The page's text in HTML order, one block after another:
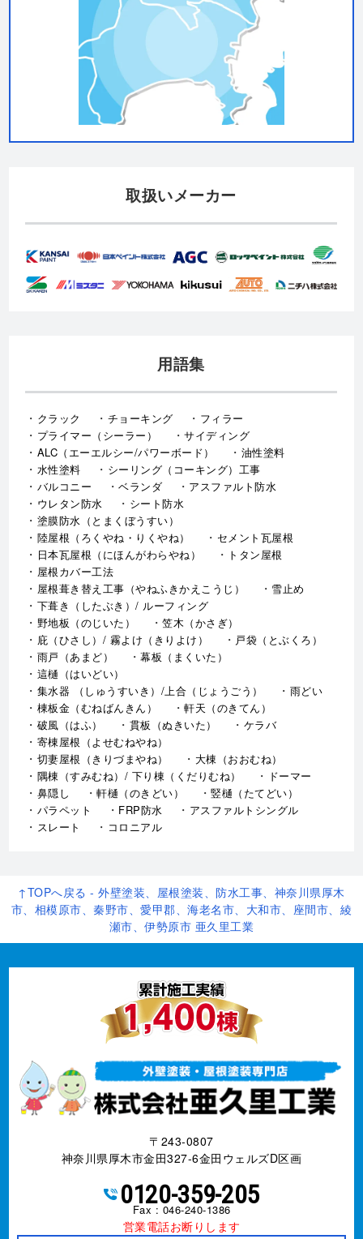
取扱いメーカー
用語集
クラック チョーキング
フィラー
プライマー（シーラー）
サイディング
ALC（エーエルシー/パワーボード）
油性塗料
水性塗料
シーリング（コーキング）工事
バルコニー
ベランダ
アスファルト防水
ウレタン防水
シート防水
塗膜防水（とまくぼうすい）
陸屋根（ろくやね・りくやね）
セメント瓦屋根
日本瓦屋根（にほんがわらやね）
トタン屋根
屋根カバー工法
屋根葺き替え工事（やねふきかえこうじ）
雪止め
下葺き（したぶき）/ ルーフィング
野地板（のじいた）
笠木（かさぎ）
庇（ひさし）/ 霧よけ（きりよけ）
戸袋（とぶくろ）
雨戸（あまど）
幕板（まくいた）
這樋（はいどい）
集水器 （しゅうすいき）/上合（じょうごう）
雨どい
棟板金（むねばんきん）
軒天（のきてん）
破風（はふ）
貫板（ぬきいた）
ケラバ
寄棟屋根（よせむねやね）
切妻屋根（きりづまやね）
大棟（おおむね）
隅棟（すみむね）/ 下り棟（くだりむね）
ドーマー
鼻隠し
軒樋（のきどい）
竪樋（たてどい）
パラペット
FRP防水
アスファルトシングル
スレート
コロニアル
↑TOPへ戻る - 外壁塗装、屋根塗装、防水工事、神奈川県厚木
市、相模原市、秦野市、愛甲郡、海老名市、大和市、座間市、綾
瀬市、伊勢原市 亜久里工業
〒243-0807
神奈川県厚木市金田327-6金田ウェルズD区画
0120-359-205
Fax : 046-240-1386
営業電話お断りします